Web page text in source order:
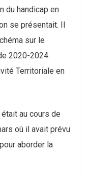
du handicap en
se présentait. Il
sur le
2020-2024
Territoriale en
au cours de
où il avait prévu
aborder la